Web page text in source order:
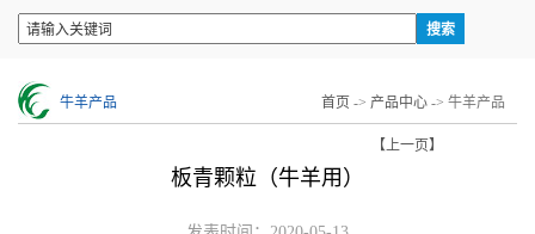
首页 -> 产品中心 -> 牛羊产品
牛羊产品
【上一页】
板青颗粒（牛羊用）